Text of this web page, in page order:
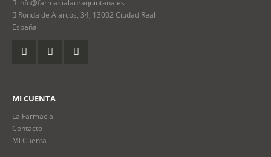
info@farmacialauraquintana.es
Ronda de Alarcos, 34, 13002 Ciudad Real
España
MI CUENTA
La Farmacia
Contacto
Mi Cuenta